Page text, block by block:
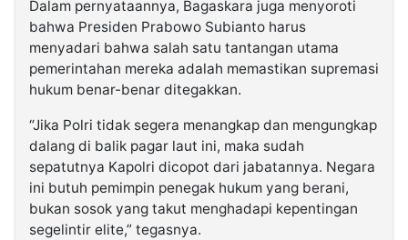
Dalam pernyataannya, Bagaskara juga menyoroti
bahwa Presiden Prabowo Subianto harus
menyadari bahwa salah satu tantangan utama
pemerintahan mereka adalah memastikan supremasi
hukum benar-benar ditegakkan.
“Jika Polri tidak segera menangkap dan mengungkap
dalang di balik pagar laut ini, maka sudah
sepatutnya Kapolri dicopot dari jabatannya. Negara
ini butuh pemimpin penegak hukum yang berani,
bukan sosok yang takut menghadapi kepentingan
segelintir elite,” tegasnya.